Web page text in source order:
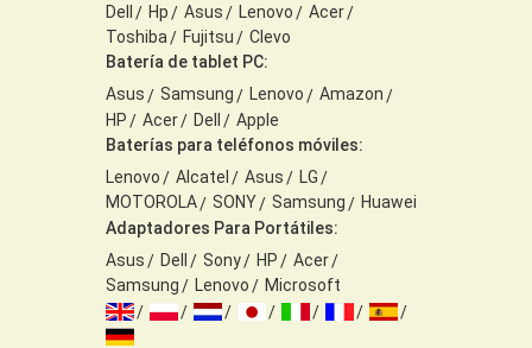
Dell
Hp Asus Lenovo
Acer
Toshiba
Fujitsu
Clevo
Batería de tablet PC:
Asus
Samsung Lenovo
Amazon
HP
Acer Dell
Apple
Baterías para teléfonos móviles:
Lenovo
Alcatel Asus
LG
MOTOROLA
SONY Samsung
Huawei
Adaptadores Para Portátiles:
Asus
Dell Sony HP
Acer
Samsung
Lenovo Microsoft